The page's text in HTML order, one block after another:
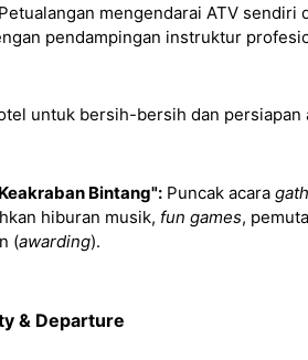
Petualangan mengendarai ATV sendiri
pendampingan instruktur
untuk bersih-bersih dan persiapan
Bintang": Puncak acara
hiburan musik, fun games,
(awarding).
& Departure